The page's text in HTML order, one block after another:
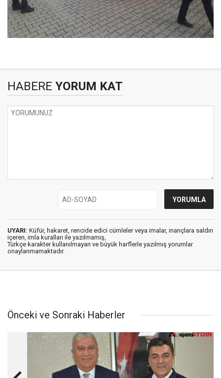
HABERE YORUM KAT
UYARI: Küfür, hakaret, rencide edici cümleler veya imalar, inançlara saldırı
içeren, imla kuralları ile yazılmamış,
Türkçe karakter kullanılmayan ve büyük harflerle yazılmış yorumlar
onaylanmamaktadır.
Önceki ve Sonraki Haberler